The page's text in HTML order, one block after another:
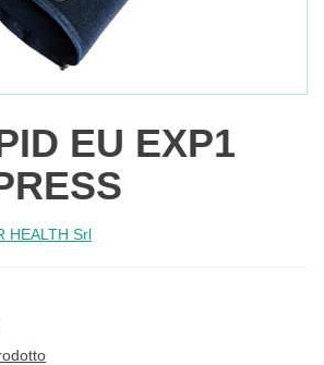
EU EXP1
HEALTH Srl